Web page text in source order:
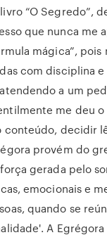
“O Segredo”,
que nunca me
mágica”, pois
com disciplina
a um
me deu
conteúdo, decidir
provém do
gerada pelo
emocionais e
quando se
A Egrégora